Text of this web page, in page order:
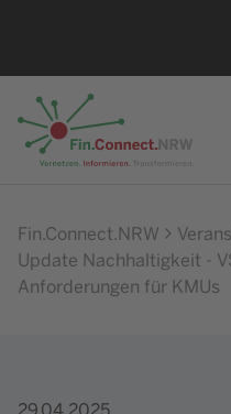
Fin.Connect.NRW
Update Nachhaltigkeit -
Anforderungen für KMUs
29.04.2025